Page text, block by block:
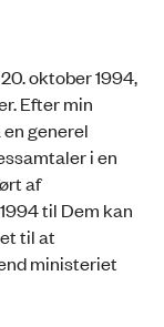
oktober 1994,
Efter min
generel
i en
af
til Dem kan
til at
ministeriet